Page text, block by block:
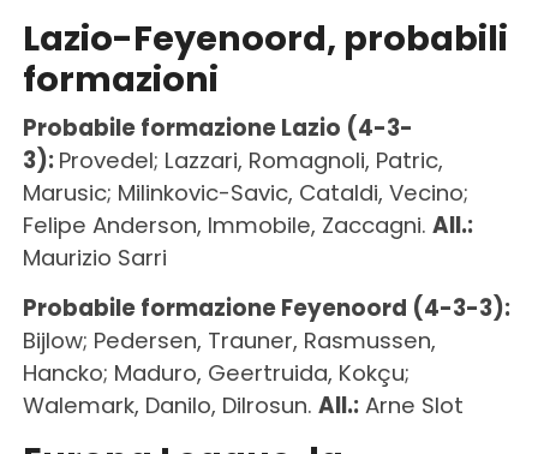
Lazio-Feyenoord, probabili
formazioni
Probabile formazione Lazio (4-3-
3): Provedel; Lazzari, Romagnoli, Patric,
Marusic; Milinkovic-Savic, Cataldi, Vecino;
Felipe Anderson, Immobile, Zaccagni. All.:
Maurizio Sarri
Probabile formazione Feyenoord (4-3-3):
Bijlow; Pedersen, Trauner, Rasmussen,
Hancko; Maduro, Geertruida, Kokçu;
Walemark, Danilo, Dilrosun. All.:Arne Slot